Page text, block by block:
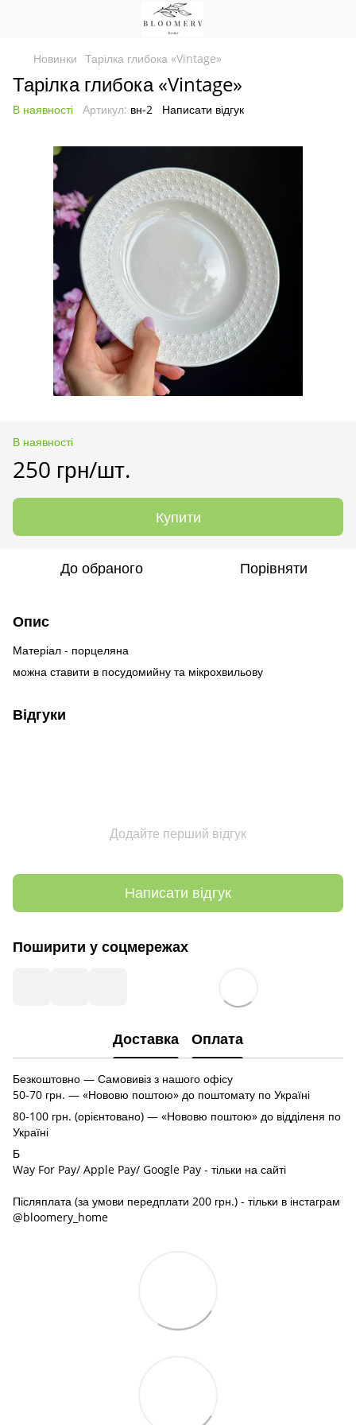
Новинки Тарілка глибока «Vintage»
Тарілка глибока «Vintage»
В наявності Артикул: вн-2 Написати відгук
В наявності
250 грн/шт.
Купити
До обраного Порівняти
Опис
Матеріал - порцеляна
можна ставити в посудомийну та мікрохвильову
Відгуки
Додайте перший відгук
Написати відгук
Поширити у соцмережах
Доставка Оплата
Безкоштовно — Самовивіз з нашого офісу
50-70 грн. — «Нововю поштою» до поштомату по Україні
80-100 грн. (орієнтовано) — «Нововю поштою» до відділеня по
Україні
Б
Way For Pay/ Apple Pay/ Google Pay - тільки на сайті
Післяплата (за умови передплати 200 грн.) - тільки в інстаграм
@bloomery_home